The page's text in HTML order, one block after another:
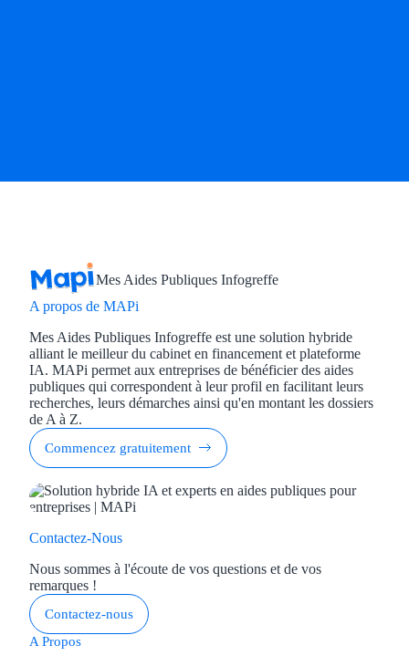
Mes Aides Publiques Infogreffe
A propos de MAPi
Mes Aides Publiques Infogreffe est une solution hybride
alliant le meilleur du cabinet en financement et plateforme
IA. MAPi permet aux entreprises de bénéficier des aides
publiques qui correspondent à leur profil en facilitant leurs
recherches, leurs démarches ainsi qu'en montant les dossiers
de A à Z.
Commencez gratuitement
Contactez-Nous
Nous sommes à l'écoute de vos questions et de vos
remarques !
Contactez-nous
A Propos